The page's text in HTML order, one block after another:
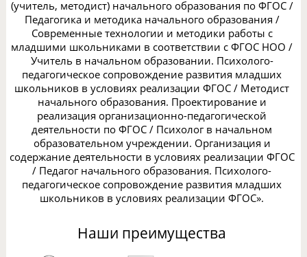
(учитель, методист) начального образования по ФГОС /
Педагогика и методика начального образования /
Современные технологии и методики работы с
младшими школьниками в соответствии с ФГОС НОО /
Учитель в начальном образовании. Психолого-
педагогическое сопровождение развития младших
школьников в условиях реализации ФГОС / Методист
начального образования. Проектирование и
реализация организационно-педагогической
деятельности по ФГОС / Психолог в начальном
образовательном учреждении. Организация и
содержание деятельности в условиях реализации ФГОС
/ Педагог начального образования. Психолого-
педагогическое сопровождение развития младших
школьников в условиях реализации ФГОС».
Наши преимущества